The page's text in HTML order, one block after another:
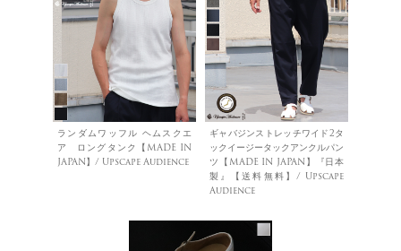
ランダムワッフル ヘムスクエ
ア ロングタンク【MADE IN
JAPAN】/ Upscape Audience
ギャバジンストレッチワイド2タ
ックイージータックアンクルパン
ツ【MADE IN JAPAN】『日本
製』【送料無料】/ Upscape
Audience